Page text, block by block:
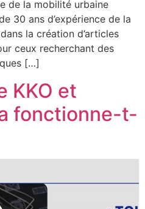
de la mobilité urbaine
30 ans d’expérience de la
la création d’articles
ceux recherchant des
[…]
KKO et
fonctionne-t-